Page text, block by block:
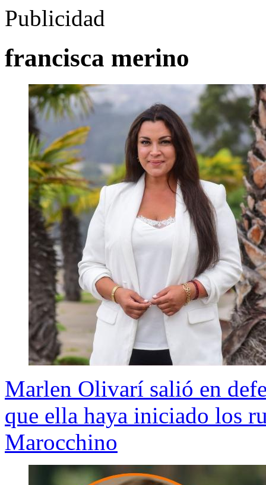
Publicidad
francisca merino
Marlen Olivarí salió en
que ella haya iniciado los
Marocchino